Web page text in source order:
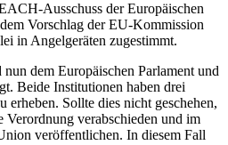
der Europäischen
Vorschlag der EU‑Kommission
in Angelgeräten zugestimmt.
dem Europäischen Parlament und
Beide Institutionen haben drei
Sollte dies nicht geschehen,
verabschieden und im
veröffentlichen. In diesem Fall